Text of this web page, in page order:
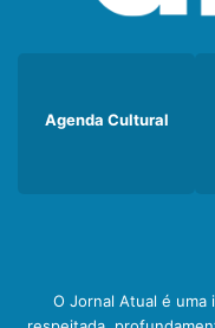
Agenda Cultural
O Jornal Atual é uma